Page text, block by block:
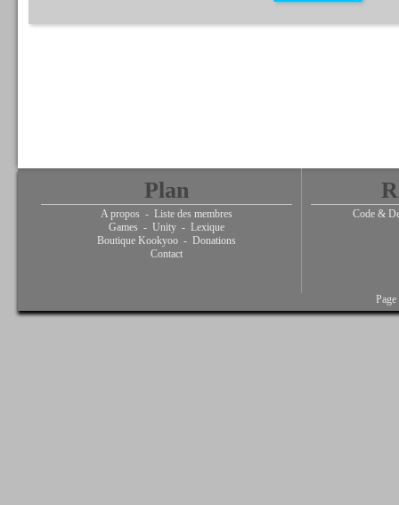
Plan
A propos - Liste des membres
Games - Unity - Lexique
Boutique Kookyoo - Donations
Contact
Code &